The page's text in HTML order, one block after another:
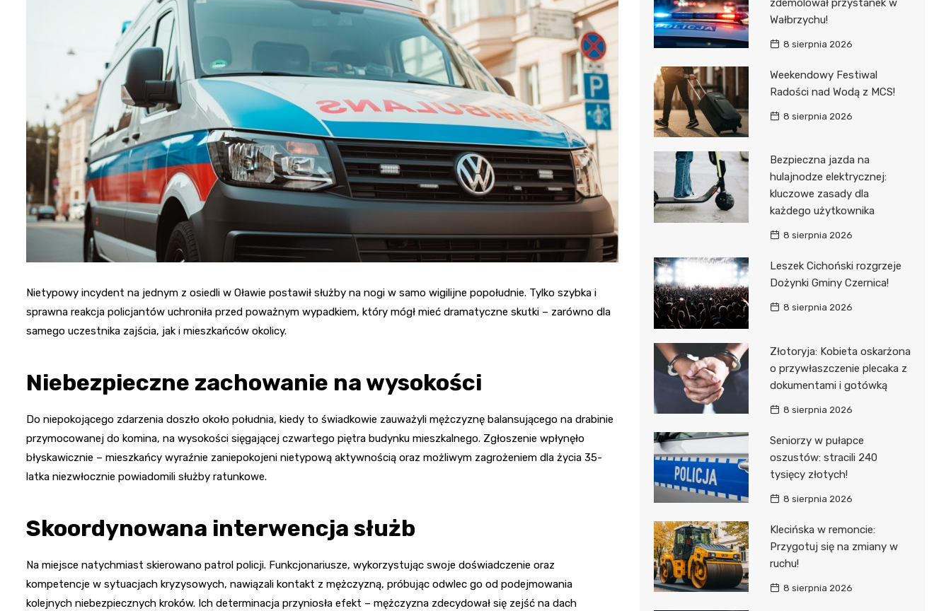
Fryzjer
Kino
Poczta
Nietypowy incydent na jednym z osiedli w Oławie postawił służby na nogi w samo wigilijne popołudnie. Tylko szybka i
sprawna reakcja policjantów uchroniła przed poważnym wypadkiem, który mógł mieć dramatyczne skutki – zarówno dla
samego uczestnika zajścia, jak i mieszkańców okolicy.
Niebezpieczne zachowanie na wysokości
Do niepokojącego zdarzenia doszło około południa, kiedy to świadkowie zauważyli mężczyznę balansującego na drabinie
przymocowanej do komina, na wysokości sięgającej czwartego piętra budynku mieszkalnego. Zgłoszenie wpłynęło
błyskawicznie – mieszkańcy wyraźnie zaniepokojeni nietypową aktywnością oraz możliwym zagrożeniem dla życia 35-
latka niezwłocznie powiadomili służby ratunkowe.
Skoordynowana interwencja służb
Na miejsce natychmiast skierowano patrol policji. Funkcjonariusze, wykorzystując swoje doświadczenie oraz
kompetencje w sytuacjach kryzysowych, nawiązali kontakt z mężczyzną, próbując odwlec go od podejmowania
kolejnych niebezpiecznych kroków. Ich determinacja przyniosła efekt – mężczyzna zdecydował się zejść na dach
zdemolował przystanek w
Wałbrzychu!
8 sierpnia 2026
Weekendowy Festiwal
Radości nad Wodą z MCS!
8 sierpnia 2026
Bezpieczna jazda na
hulajnodze elektrycznej:
kluczowe zasady dla
każdego użytkownika
8 sierpnia 2026
Leszek Cichoński rozgrzeje
Dożynki Gminy Czernica!
8 sierpnia 2026
Złotoryja: Kobieta oskarżona
o przywłaszczenie plecaka z
dokumentami i gotówką
8 sierpnia 2026
Seniorzy w pułapce
oszustów: stracili 240
tysięcy złotych!
8 sierpnia 2026
Klecińska w remoncie:
Przygotuj się na zmiany w
ruchu!
8 sierpnia 2026